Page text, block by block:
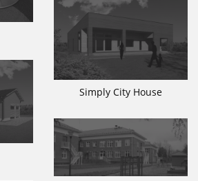
Simply City House